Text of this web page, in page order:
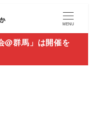
MENU
@群馬」は開催を